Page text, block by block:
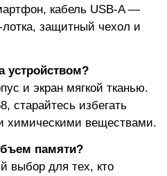
кабель USB-A —
защитный чехол и
устройством?
и экран мягкой тканью.
старайтесь избегать
химическими веществами.
памяти?
выбор для тех, кто